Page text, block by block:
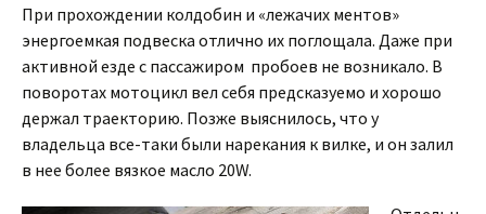
При прохождении колдобин и «лежачих ментов»
энергоемкая подвеска отлично их поглощала. Даже при
активной езде с пассажиром пробоев не возникало. В
поворотах мотоцикл вел себя предсказуемо и хорошо
держал траекторию. Позже выяснилось, что у
владельца все-таки были нарекания к вилке, и он залил
в нее более вязкое масло 20W.